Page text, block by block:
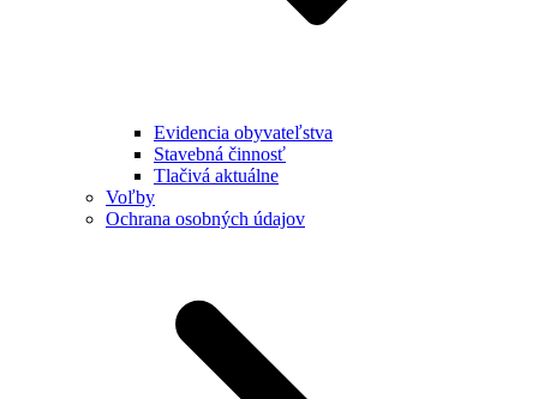
Evidencia obyvateľstva
Stavebná činnosť
Tlačivá aktuálne
Voľby
Ochrana osobných údajov